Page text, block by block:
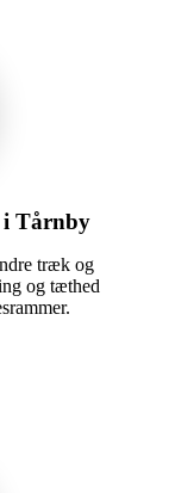
i Tårnby
træk og
og tæthed